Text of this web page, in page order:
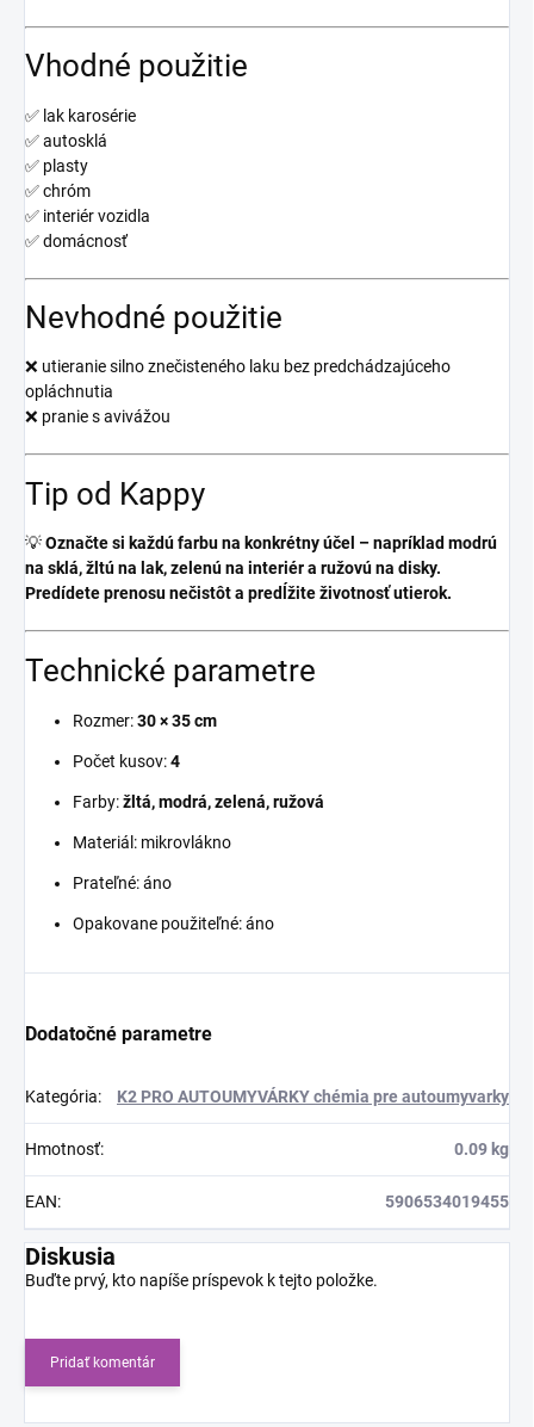
Vhodné použitie
✅ lak karosérie
✅ autosklá
✅ plasty
✅ chróm
✅ interiér vozidla
✅ domácnosť
Nevhodné použitie
❌ utieranie silno znečisteného laku bez predchádzajúceho
opláchnutia
❌ pranie s avivážou
Tip od Kappy
💡Označte si každú farbu na konkrétny účel – napríklad modrú
na sklá, žltú na lak, zelenú na interiér a ružovú na disky.
Predídete prenosu nečistôt a predĺžite životnosť utierok.
Technické parametre
Rozmer:30 × 35 cm
Počet kusov:4
Farby:žltá, modrá, zelená, ružová
Materiál: mikrovlákno
Prateľné: áno
Opakovane použiteľné: áno
Dodatočné parametre
Kategória: K2 PRO AUTOUMYVÁRKY chémia pre autoumyvarky
Hmotnosť: 0.09 kg
EAN: 5906534019455
Diskusia
Buďte prvý, kto napíše príspevok k tejto položke.
Pridať komentár